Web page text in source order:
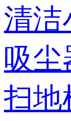
清洁
吸尘
扫地